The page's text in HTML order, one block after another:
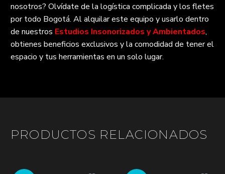
nosotros? Olvídate de la logística complicada y los fletes
por todo Bogotá. Al alquilar este equipo y usarlo dentro
de nuestros Estudios Insonorizados y Ambientados,
obtienes beneficios exclusivos y la comodidad de tener el
espacio y tus herramientas en un solo lugar.
PRODUCTOS RELACIONADOS